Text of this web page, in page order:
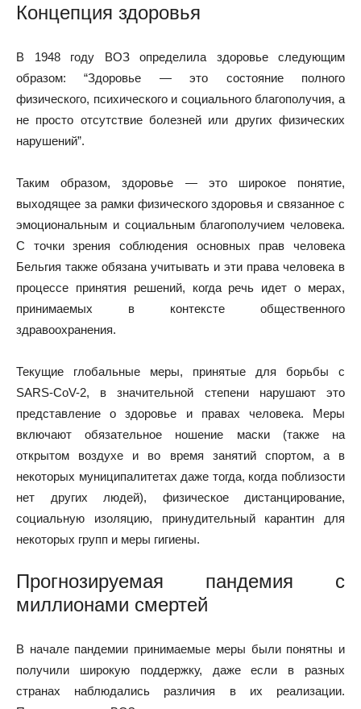
Концепция здоровья
В 1948 году ВОЗ определила здоровье следующим
образом: “Здоровье — это состояние полного
физического, психического и социального благополучия, а
не просто отсутствие болезней или других физических
нарушений”.
Таким образом, здоровье — это широкое понятие,
выходящее за рамки физического здоровья и связанное с
эмоциональным и социальным благополучием человека.
С точки зрения соблюдения основных прав человека
Бельгия также обязана учитывать и эти права человека в
процессе принятия решений, когда речь идет о мерах,
принимаемых в контексте общественного
здравоохранения.
Текущие глобальные меры, принятые для борьбы с
SARS-CoV-2, в значительной степени нарушают это
представление о здоровье и правах человека. Меры
включают обязательное ношение маски (также на
открытом воздухе и во время занятий спортом, а в
некоторых муниципалитетах даже тогда, когда поблизости
нет других людей), физическое дистанцирование,
социальную изоляцию, принудительный карантин для
некоторых групп и меры гигиены.
Прогнозируемая пандемия с
миллионами смертей
В начале пандемии принимаемые меры были понятны и
получили широкую поддержку, даже если в разных
странах наблюдались различия в их реализации.